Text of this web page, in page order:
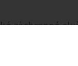
záchranné
oficiální